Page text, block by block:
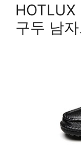
HOTLUX
구두 남